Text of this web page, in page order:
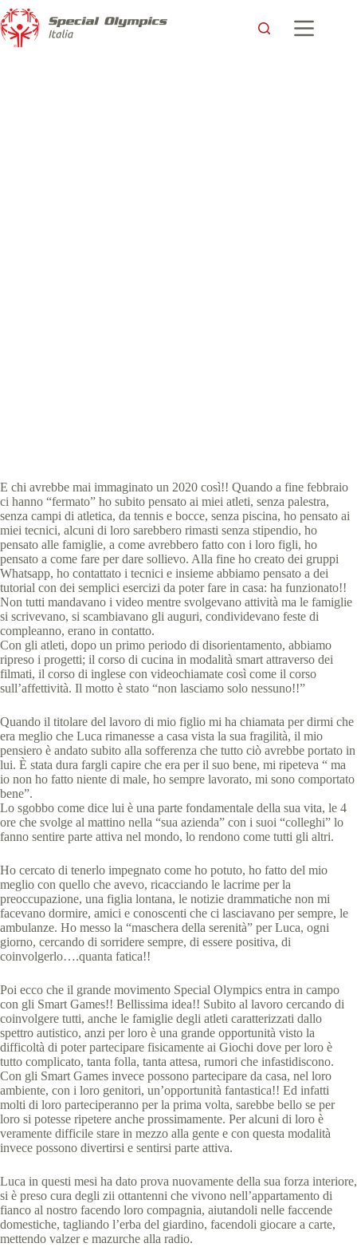
E chi avrebbe mai immaginato un 2020 così!! Quando a fine febbraio
ci hanno “fermato” ho subito pensato ai miei atleti, senza palestra,
senza campi di atletica, da tennis e bocce, senza piscina, ho pensato ai
miei tecnici, alcuni di loro sarebbero rimasti senza stipendio, ho
pensato alle famiglie, a come avrebbero fatto con i loro figli, ho
pensato a come fare per dare sollievo. Alla fine ho creato dei gruppi
Whatsapp, ho contattato i tecnici e insieme abbiamo pensato a dei
tutorial con dei semplici esercizi da poter fare in casa: ha funzionato!!
Non tutti mandavano i video mentre svolgevano attività ma le famiglie
si scrivevano, si scambiavano gli auguri, condividevano feste di
compleanno, erano in contatto.
Con gli atleti, dopo un primo periodo di disorientamento, abbiamo
ripreso i progetti; il corso di cucina in modalità smart attraverso dei
filmati, il corso di inglese con videochiamate così come il corso
sull’affettività. Il motto è stato “non lasciamo solo nessuno!!”
Quando il titolare del lavoro di mio figlio mi ha chiamata per dirmi che
era meglio che Luca rimanesse a casa vista la sua fragilità, il mio
pensiero è andato subito alla sofferenza che tutto ciò avrebbe portato in
lui. È stata dura fargli capire che era per il suo bene, mi ripeteva “ ma
io non ho fatto niente di male, ho sempre lavorato, mi sono comportato
bene”.
Lo sgobbo come dice lui è una parte fondamentale della sua vita, le 4
ore che svolge al mattino nella “sua azienda” con i suoi “colleghi” lo
fanno sentire parte attiva nel mondo, lo rendono come tutti gli altri.
Ho cercato di tenerlo impegnato come ho potuto, ho fatto del mio
meglio con quello che avevo, ricacciando le lacrime per la
preoccupazione, una figlia lontana, le notizie drammatiche non mi
facevano dormire, amici e conoscenti che ci lasciavano per sempre, le
ambulanze. Ho messo la “maschera della serenità” per Luca, ogni
giorno, cercando di sorridere sempre, di essere positiva, di
coinvolgerlo….quanta fatica!!
Poi ecco che il grande movimento Special Olympics entra in campo
con gli Smart Games!! Bellissima idea!! Subito al lavoro cercando di
coinvolgere tutti, anche le famiglie degli atleti caratterizzati dallo
spettro autistico, anzi per loro è una grande opportunità visto la
difficoltà di poter partecipare fisicamente ai Giochi dove per loro è
tutto complicato, tanta folla, tanta attesa, rumori che infastidiscono.
Con gli Smart Games invece possono partecipare da casa, nel loro
ambiente, con i loro genitori, un’opportunità fantastica!! Ed infatti
molti di loro parteciperanno per la prima volta, sarebbe bello se per
loro si potesse ripetere anche prossimamente. Per alcuni di loro è
veramente difficile stare in mezzo alla gente e con questa modalità
invece possono divertirsi e sentirsi parte attiva.
Luca in questi mesi ha dato prova nuovamente della sua forza interiore,
si è preso cura degli zii ottantenni che vivono nell’appartamento di
fianco al nostro facendo loro compagnia, aiutandoli nelle faccende
domestiche, tagliando l’erba del giardino, facendoli giocare a carte,
mettendo valzer e mazurche alla radio.